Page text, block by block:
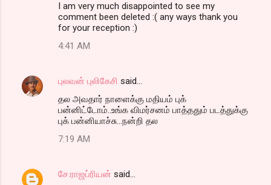
I am very much disappointed to see my
comment been deleted :( any ways thank you
for your reception :)
4:41 AM
புலவன் புலிகேசி said…
தல அவதார் நாளைக்கு மதியம் புக்
பன்னிட்டோம்..உங்க விமர்சனம் பாத்ததும் படத்துக்கு
புக் பன்னியாச்சு...நன்றி தல
7:19 AM
சே.ராஜப்ரியன் said…